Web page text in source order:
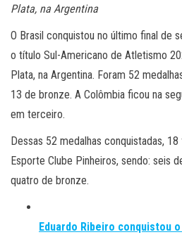
Plata, na Argentina
O Brasil conquistou no último final de
o título Sul-Americano de Atletismo
Plata, na Argentina. Foram 52
13 de bronze. A Colômbia ficou na
em terceiro.
Dessas 52 medalhas conquistadas,
Esporte Clube Pinheiros, sendo: seis
quatro de bronze.
Eduardo Ribeiro conquistou